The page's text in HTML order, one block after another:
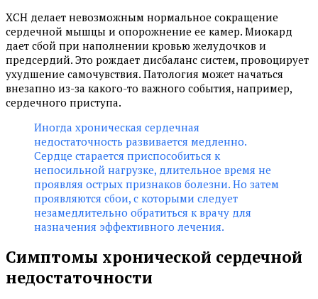
ХСН делает невозможным нормальное сокращение
сердечной мышцы и опорожнение ее камер. Миокард
дает сбой при наполнении кровью желудочков и
предсердий. Это рождает дисбаланс систем, провоцирует
ухудшение самочувствия. Патология может начаться
внезапно из-за какого-то важного события, например,
сердечного приступа.
Иногда хроническая сердечная
недостаточность развивается медленно.
Сердце старается приспособиться к
непосильной нагрузке, длительное время не
проявляя острых признаков болезни. Но затем
проявляются сбои, с которыми следует
незамедлительно обратиться к врачу для
назначения эффективного лечения.
Симптомы хронической сердечной
недостаточности